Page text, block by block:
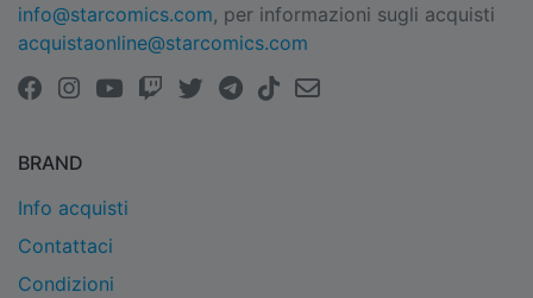
info@starcomics.com, per informazioni sugli acquisti
acquistaonline@starcomics.com
BRAND
Info acquisti
Contattaci
Condizioni